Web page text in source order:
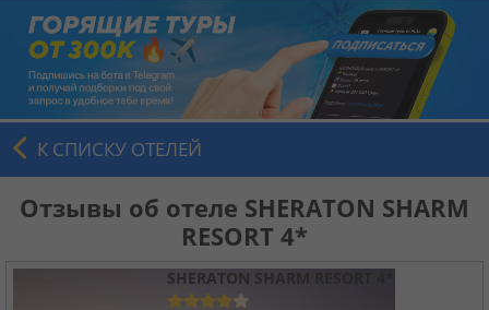
Горящие туры
Цены на туры
Страны
К СПИСКУ ОТЕЛЕЙ
Отзывы об отеле SHERATON SHARM
RESORT 4*
SHERATON SHARM RESORT 4*